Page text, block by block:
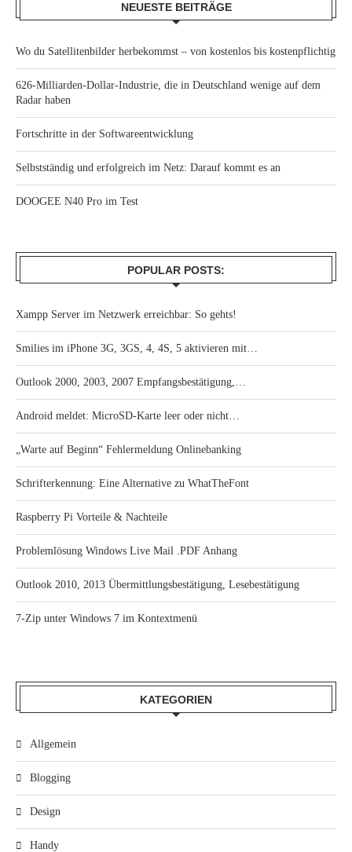
NEUESTE BEITRÄGE
Wo du Satellitenbilder herbekommst – von kostenlos bis kostenpflichtig
626-Milliarden-Dollar-Industrie, die in Deutschland wenige auf dem
Radar haben
Fortschritte in der Softwareentwicklung
Selbstständig und erfolgreich im Netz: Darauf kommt es an
DOOGEE N40 Pro im Test
POPULAR POSTS:
Xampp Server im Netzwerk erreichbar: So gehts!
Smilies im iPhone 3G, 3GS, 4, 4S, 5 aktivieren mit…
Outlook 2000, 2003, 2007 Empfangsbestätigung,…
Android meldet: MicroSD-Karte leer oder nicht…
„Warte auf Beginn“ Fehlermeldung Onlinebanking
Schrifterkennung: Eine Alternative zu WhatTheFont
Raspberry Pi Vorteile & Nachteile
Problemlösung Windows Live Mail .PDF Anhang
Outlook 2010, 2013 Übermittlungsbestätigung, Lesebestätigung
7-Zip unter Windows 7 im Kontextmenü
KATEGORIEN
Allgemein
Blogging
Design
Handy